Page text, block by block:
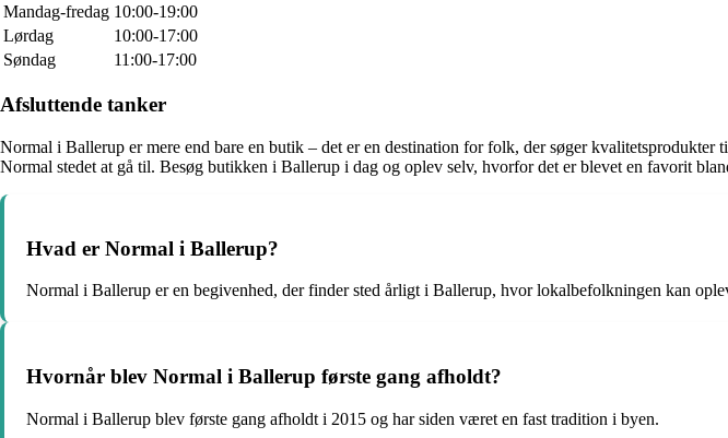
Mandag-fredag 10:00-19:00
Lørdag
10:00-17:00
Søndag
11:00-17:00
Afsluttende tanker
Normal i Ballerup er mere end bare en butik – det er en destination for folk, der søger
Normal stedet at gå til. Besøg butikken i Ballerup i dag og oplev selv, hvorfor det er blevet en favorit
Hvad er Normal i Ballerup?
Normal i Ballerup er en begivenhed, der finder sted årligt i Ballerup, hvor lokalbefolkningen kan
Hvornår blev Normal i Ballerup første gang afholdt?
Normal i Ballerup blev første gang afholdt i 2015 og har siden været en fast tradition i byen.